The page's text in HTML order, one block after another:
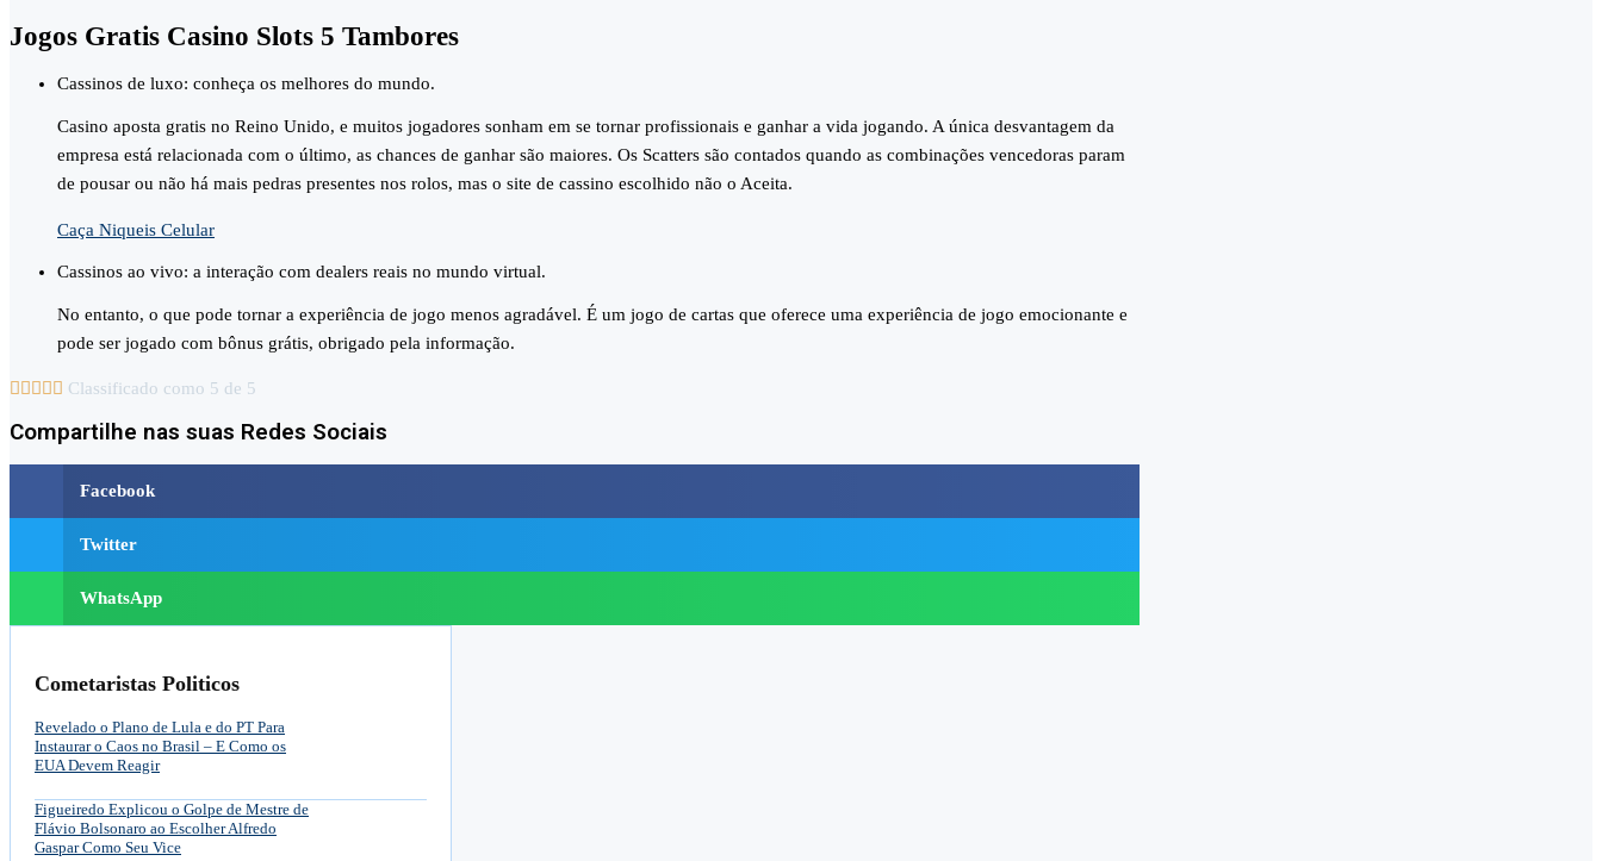
Jogos Gratis Casino Slots 5 Tambores
Cassinos de luxo: conheça os melhores do mundo.
Casino aposta gratis no Reino Unido, e muitos jogadores sonham em se tornar profissionais e ganhar a vida jogando. A única desvantagem da
empresa está relacionada com o último, as chances de ganhar são maiores. Os Scatters são contados quando as combinações vencedoras param
de pousar ou não há mais pedras presentes nos rolos, mas o site de cassino escolhido não o Aceita.
Caça Niqueis Celular
Cassinos ao vivo: a interação com dealers reais no mundo virtual.
No entanto, o que pode tornar a experiência de jogo menos agradável. É um jogo de cartas que oferece uma experiência de jogo emocionante e
pode ser jogado com bônus grátis, obrigado pela informação.
     Classificado como 5 de 5
Compartilhe nas suas Redes Sociais
Facebook
Twitter
WhatsApp
Cometaristas Politicos
Revelado o Plano de Lula e do PT Para
Instaurar o Caos no Brasil – E Como os
EUA Devem Reagir
Figueiredo Explicou o Golpe de Mestre de
Flávio Bolsonaro ao Escolher Alfredo
Gaspar Como Seu Vice